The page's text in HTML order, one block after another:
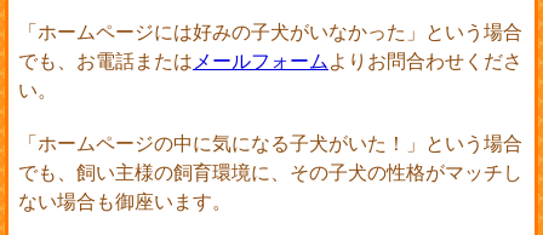
「ホームページには好みの子犬がいなかった」という場合
でも、お電話またはメールフォームよりお問合わせくださ
い。
「ホームページの中に気になる子犬がいた！」という場合
でも、飼い主様の飼育環境に、その子犬の性格がマッチし
ない場合も御座います。